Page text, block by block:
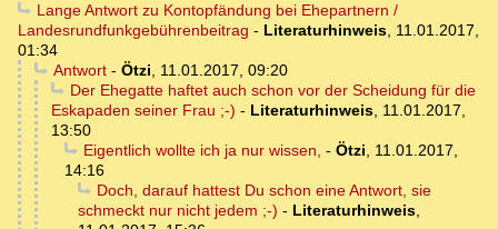
Lange Antwort zu Kontopfändung bei Ehepartnern /
Landesrundfunkgebührenbeitrag - Literaturhinweis, 11.01.2017,
01:34
Antwort- Ötzi, 11.01.2017, 09:20
Der Ehegatte haftet auch schon vor der Scheidung für die
Eskapaden seiner Frau ;-) - Literaturhinweis, 11.01.2017,
13:50
Eigentlich wollte ich ja nur wissen, - Ötzi, 11.01.2017,
14:16
Doch, darauf hattest Du schon eine Antwort, sie
schmeckt nur nicht jedem ;-) - Literaturhinweis,